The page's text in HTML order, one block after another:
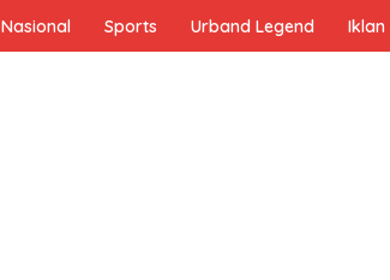
Nasional Sports Urband Legend Iklan